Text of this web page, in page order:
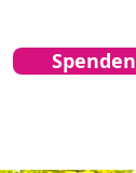
Spenden